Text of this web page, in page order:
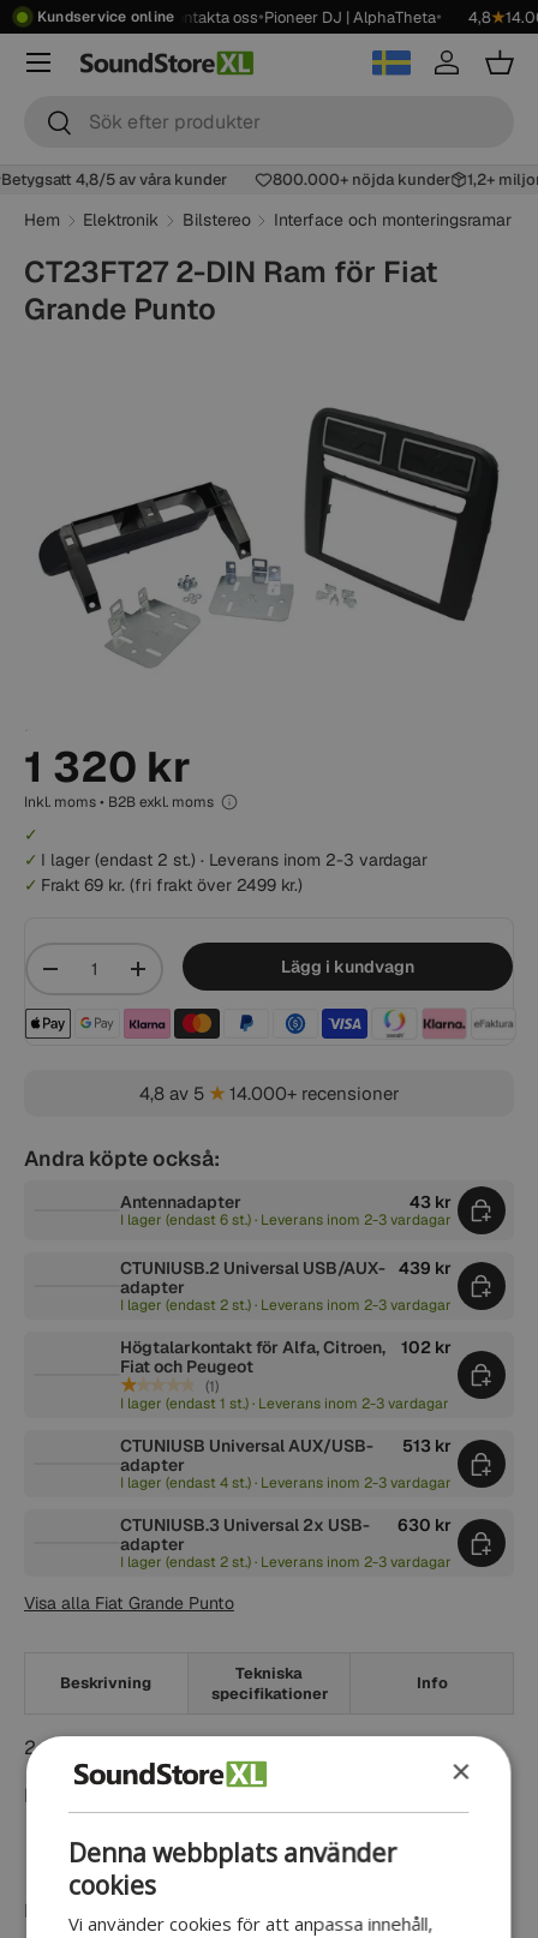
Kundservice online
2499 kr•Showroom•Kontakta oss•Pioneer DJ | AlphaTheta• 4,8★
Sök
Sök
Logga inKorg
Meny
Betygsatt 4,8/5 av våra kunder 800.000+ nöjda kunder 1,2+
Hem Elektronik Bilstereo Interface och monteringsramar
CT23FT27 2-DIN Ram för Fiat
Grande Punto
1 320 kr
Inkl. moms • B2B exkl. moms
I lager (endast 2 st.) · Leverans inom 2-3 vardagar
Frakt 69 kr. (fri frakt över 2499 kr.)
-
+ Lägg i kundvagn
Betalningsmetoder
4,8 av 5 ★14.000+ recensioner
Andra köpte också:
Antennadapter 43 kr
I lager (endast 6 st.) · Leverans inom 2-3 vardagar
CTUNIUSB.2 Universal USB/AUX-
adapter
439 kr
I lager (endast 2 st.) · Leverans inom 2-3 vardagar
Högtalarkontakt för Alfa, Citroen,
Fiat och Peugeot
★★★★★ (1)
102 kr
I lager (endast 1 st.) · Leverans inom 2-3 vardagar
CTUNIUSB Universal AUX/USB-
adapter
513 kr
I lager (endast 4 st.) · Leverans inom 2-3 vardagar
CTUNIUSB.3 Universal 2x USB-
adapter
630 kr
I lager (endast 2 st.) · Leverans inom 2-3 vardagar
Visa alla Fiat Grande Punto
Beskrivning
Tekniska
specifikationer
Info
2-Din monteringsram för Fiat Grande Punto
Passar följande modeller:
Fiat Grande Punto 2005-2009
Färg Svart
×
Denna webbplats använder
cookies
Vi använder cookies för att anpassa innehåll,